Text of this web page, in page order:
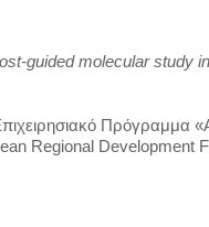
guided molecular study
Πρόγραμμα
Regional Development